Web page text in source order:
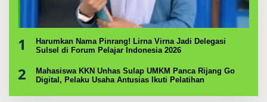
1
Harumkan Nama Pinrang! Lirna Virna Jadi Delegasi
Sulsel di Forum Pelajar Indonesia 2026
2
Mahasiswa KKN Unhas Sulap UMKM Panca Rijang Go
Digital, Pelaku Usaha Antusias Ikuti Pelatihan